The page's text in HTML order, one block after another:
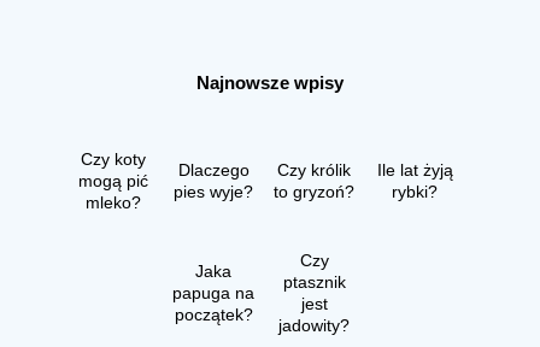
Najnowsze wpisy
Czy koty
mogą pić
mleko?
Dlaczego
pies wyje?
Czy królik
to gryzoń?
Ile lat żyją
rybki?
Jaka
papuga na
początek?
Czy
ptasznik
jest
jadowity?